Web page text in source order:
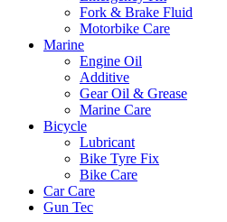
Fork & Brake Fluid
Motorbike Care
Marine
Engine Oil
Additive
Gear Oil & Grease
Marine Care
Bicycle
Lubricant
Bike Tyre Fix
Bike Care
Car Care
Gun Tec